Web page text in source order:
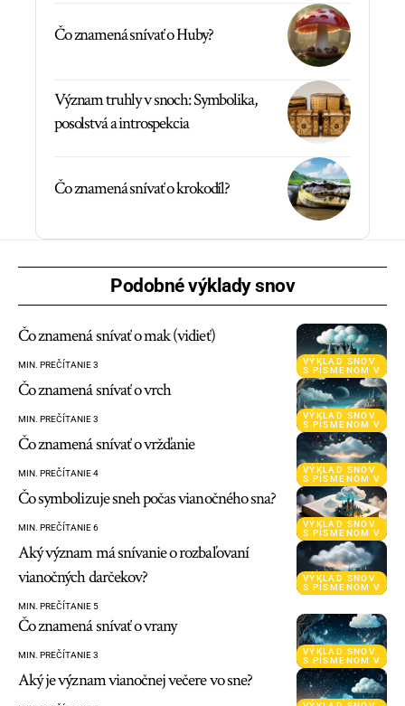
Čo znamená snívať o Huby?
Význam truhly v snoch: Symbolika,
posolstvá a introspekcia
Čo znamená snívať o krokodíl?
Podobné výklady snov
VÝKLAD SNOV
S PÍSMENOM V
Čo znamená snívať o mak (vidieť)
MIN. PREČÍTANIE 3
VÝKLAD SNOV
S PÍSMENOM V
Čo znamená snívať o vrch
MIN. PREČÍTANIE 3
VÝKLAD SNOV
S PÍSMENOM V
Čo znamená snívať o vržďanie
MIN. PREČÍTANIE 4
VÝKLAD SNOV
S PÍSMENOM V
Čo symbolizuje sneh počas vianočného sna?
MIN. PREČÍTANIE 6
VÝKLAD SNOV
S PÍSMENOM V
Aký význam má snívanie o rozbaľovaní
vianočných darčekov?
MIN. PREČÍTANIE 5
VÝKLAD SNOV
S PÍSMENOM V
Čo znamená snívať o vrany
MIN. PREČÍTANIE 3
Aký je význam vianočnej večere vo sne?